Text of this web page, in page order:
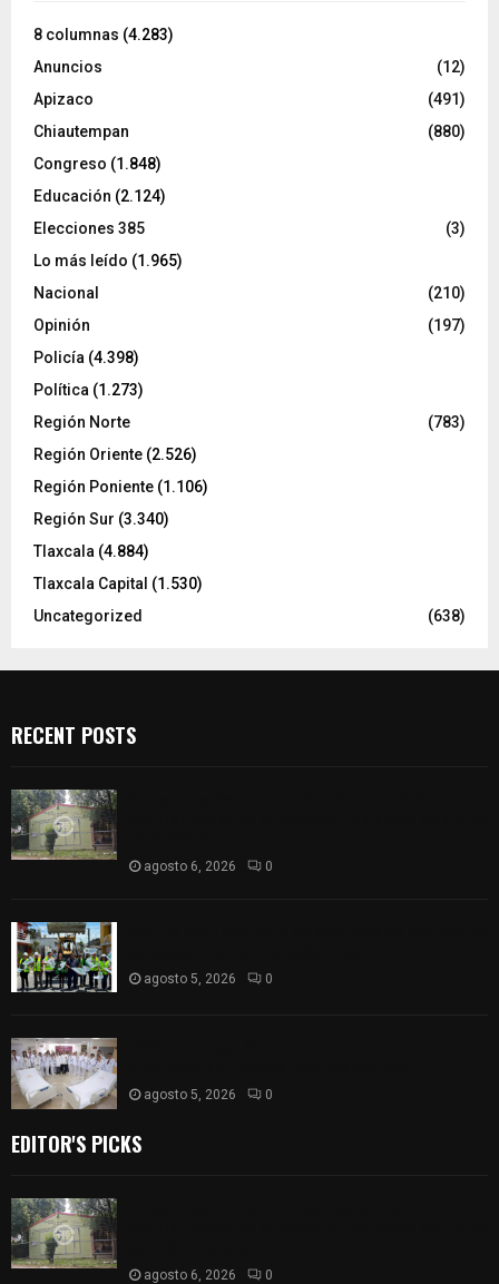
8 columnas (4.283)
Anuncios
(12)
Apizaco
(491)
Chiautempan
(880)
Congreso (1.848)
Educación (2.124)
Elecciones 385
(3)
Lo más leído (1.965)
Nacional
(210)
Opinión
(197)
Policía (4.398)
Política (1.273)
Región Norte
(783)
Región Oriente (2.526)
Región Poniente (1.106)
Región Sur (3.340)
Tlaxcala (4.884)
Tlaxcala Capital (1.530)
Uncategorized
(638)
RECENT POSTS
agosto 6, 2026 0
agosto 5, 2026 0
agosto 5, 2026 0
EDITOR'S PICKS
agosto 6, 2026 0